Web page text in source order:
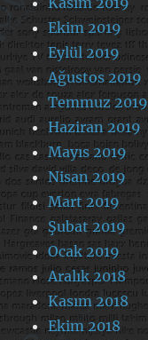
Ekim 2019
Eylül 2019
Ağustos 2019
Temmuz 2019
Haziran 2019
Mayıs 2019
Nisan 2019
Mart 2019
Şubat 2019
Ocak 2019
Aralık 2018
Kasım 2018
Ekim 2018